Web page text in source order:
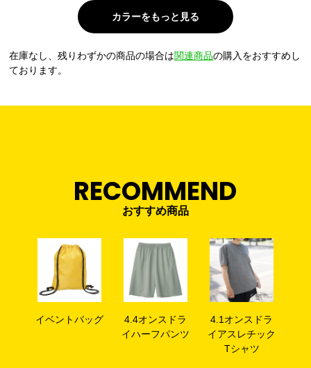
在庫なし、残りわずかの商品の場合は関連商品の購入をおすすめし
ております。
RECOMMEND
おすすめ商品
イベントバッグ
4.4オンスドラ
イハーフパンツ
4.1オンスドラ
イアスレチック
Tシャツ